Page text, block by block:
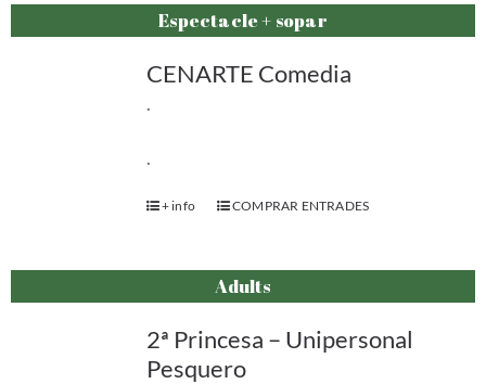
Espectacle + sopar
CENARTE Comedia
.
.
+ info COMPRAR ENTRADES
Adults
2ª Princesa – Unipersonal
Pesquero